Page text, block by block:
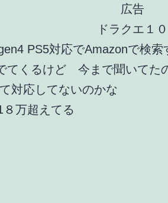
広告
ドラクエ１０
PS5対応でAmazonで検索
てくるけど 今まで聞いてた
対応してないのかな
万超えてる